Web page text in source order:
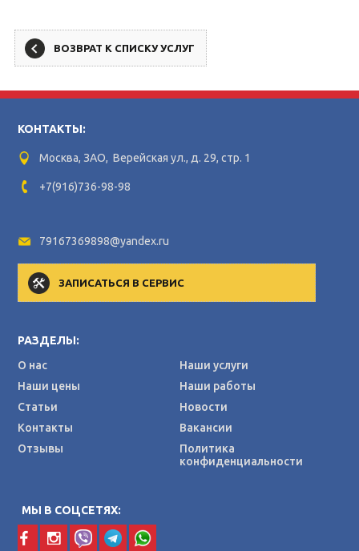
ВОЗВРАТ К СПИСКУ УСЛУГ
КОНТАКТЫ:
Москва, ЗАО, Верейская ул., д. 29, стр. 1
+7(916)736-98-98
79167369898@yandex.ru
ЗАПИСАТЬСЯ В СЕРВИС
РАЗДЕЛЫ:
О нас
Наши услуги
Наши цены
Наши работы
Статьи
Новости
Контакты
Вакансии
Отзывы
Политика
конфиденциальности
МЫ В СОЦСЕТЯХ: